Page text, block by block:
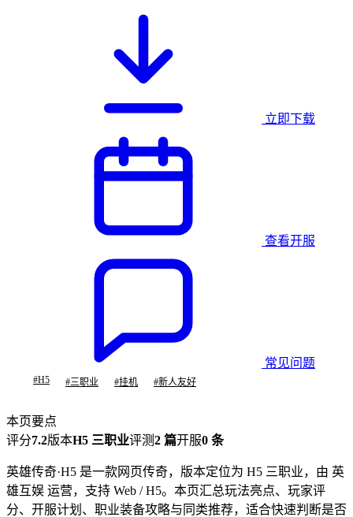
立即下载
查看开服
常见问题
#H5 #三职业 #挂机 #新人友好
本页要点
评分7.2版本H5 三职业评测2 篇开服0 条
英雄传奇·H5 是一款网页传奇，版本定位为 H5 三职业，由 英
雄互娱 运营，支持 Web / H5。本页汇总玩法亮点、玩家评
分、开服计划、职业装备攻略与同类推荐，适合快速判断是否